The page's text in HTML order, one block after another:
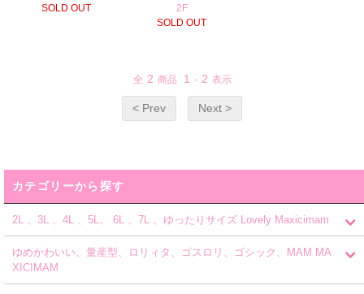
SOLD OUT
2F
SOLD OUT
全 2 商品 1 - 2 表示
< Prev Next >
カテゴリーから探す
2L 、3L 、4L 、5L、 6L 、7L 、ゆったりサイズ Lovely Maxicimam
ゆめかわいい、量産型、ロリィタ、ゴスロリ、ゴシック、MAM MA
XICIMAM